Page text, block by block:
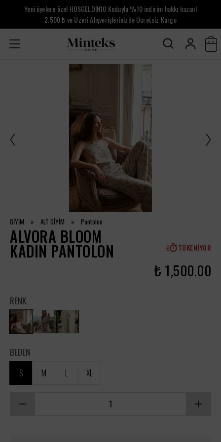
Yeni üyelere özel HOSGELDİN10 Koduyla %10 indirim hakkı kazan!
2.500 ₺ ve Üzeri Alışverişlerinizde Ücretsiz Kargo
GİYİM » ALT GİYİM » Pantolon
ALVORA BLOOM
KADIN PANTOLON TÜKENIYOR
₺ 1,500.00
RENK
BEDEN
S M L XL